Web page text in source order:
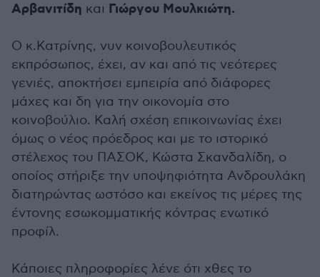
Αρβανιτίδη και Γιώργου Μουλκιώτη.
Ο κ.Κατρίνης, νυν κοινοβουλευτικός
εκπρόσωπος, έχει, αν και από τις νεότερες
γενιές, αποκτήσει εμπειρία από διάφορες
μάχες και δη για την οικονομία στο
κοινοβούλιο. Καλή σχέση επικοινωνίας έχει
όμως ο νέος πρόεδρος και με το ιστορικό
στέλεχος του ΠΑΣΟΚ, Κώστα Σκανδαλίδη, ο
οποίος στήριξε την υποψηφιότητα Ανδρουλάκη
διατηρώντας ωστόσο και εκείνος τις μέρες της
έντονης εσωκομματικής κόντρας ενωτικό
προφίλ.
Κάποιες πληροφορίες λένε ότι χθες το